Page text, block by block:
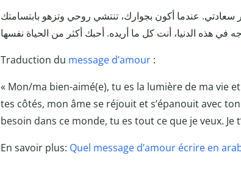
سعادتي. عندما أكون بجوارك، تنتشي روحي وتزهو بابتسامتك
Traduction du message d’amour :
« Mon/ma bien-aimé(e), tu es la lumière de ma vie
tes côtés, mon âme se réjouit et s’épanouit avec
besoin dans ce monde, tu es tout ce que je veux. Je
En savoir plus: Quel message d’amour écrire en